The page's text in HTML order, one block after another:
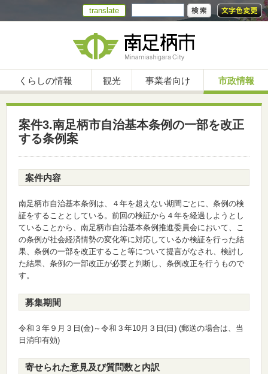
translate
くらしの情報 観光 事業者向け 市政情報
案件3.南足柄市自治基本条例の一部を改正
する条例案
案件内容
南足柄市自治基本条例は、４年を超えない期間ごとに、条例の検
証をすることとしている。前回の検証から４年を経過しようとし
ていることから、南足柄市自治基本条例推進委員会において、こ
の条例が社会経済情勢の変化等に対応しているか検証を行った結
果、条例の一部を改正すること等について提言がなされ、検討し
た結果、条例の一部改正が必要と判断し、条例改正を行うもので
す。
募集期間
令和３年９月３日(金)～令和３年10月３日(日) (郵送の場合は、当
日消印有効)
寄せられた意見及び質問数と内訳